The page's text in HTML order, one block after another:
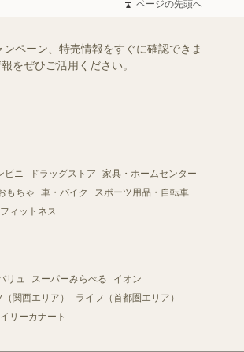
ページの先頭へ
ペーン、特売情報をすぐに確認できま
をぜひご活用ください。
ビニ ドラッグストア
家具・ホームセンター
もちゃ
車・バイク
スポーツ用品・自転車
ィットネス
リュ スーパーみらべる
イオン
関西エリア）
ライフ（首都圏エリア）
リーカナート